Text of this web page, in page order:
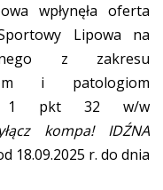
wpłynęła oferta
Lipowa na
z zakresu
i patologiom
1 pkt 32 w/w
kompa! IDŹNA
18.09.2025 r. do dnia